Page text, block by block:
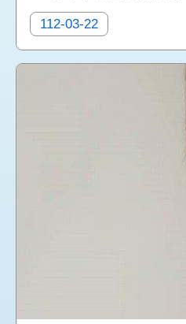
112-03-22